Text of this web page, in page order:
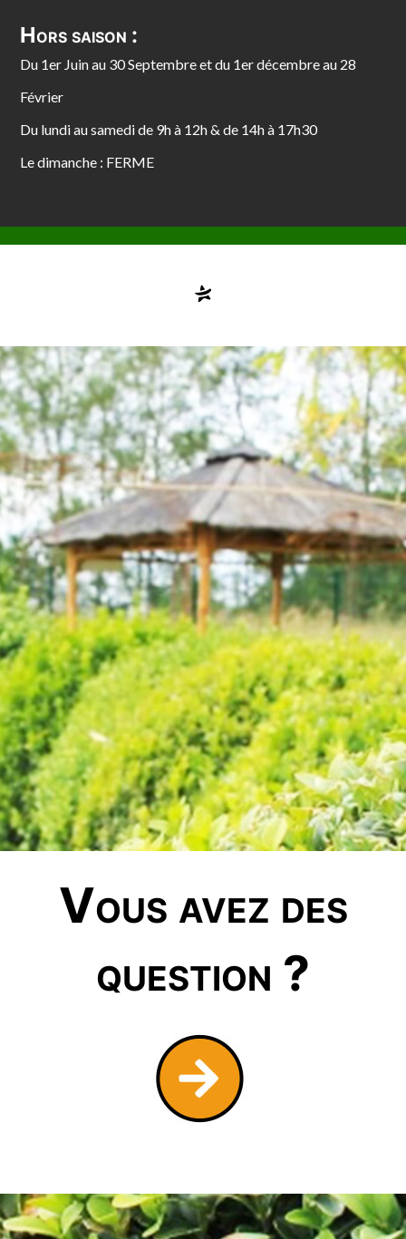
Hors saison :
Du 1er Juin au 30 Septembre et du 1er décembre au 28
Février
Du lundi au samedi de 9h à 12h & de 14h à 17h30
Le dimanche : FERME
Vous avez des
question ?